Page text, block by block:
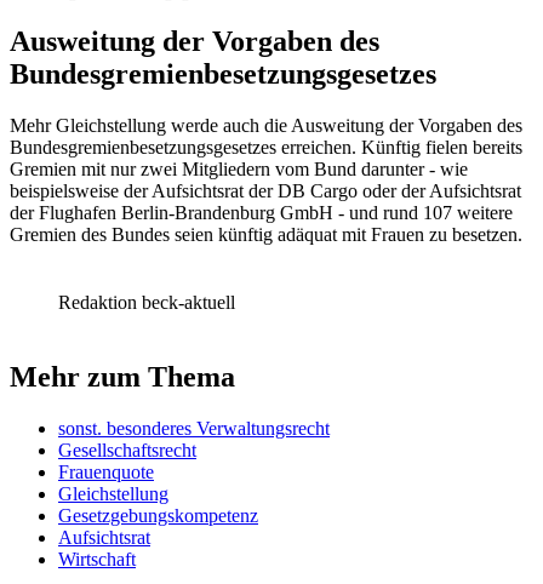
Ausweitung der Vorgaben des
Bundesgremienbesetzungsgesetzes
Mehr Gleichstellung werde auch die Ausweitung der Vorgaben des
Bundesgremienbesetzungsgesetzes erreichen. Künftig fielen bereits
Gremien mit nur zwei Mitgliedern vom Bund darunter - wie
beispielsweise der Aufsichtsrat der DB Cargo oder der Aufsichtsrat
der Flughafen Berlin-Brandenburg GmbH - und rund 107 weitere
Gremien des Bundes seien künftig adäquat mit Frauen zu besetzen.
Redaktion beck-aktuell
Mehr zum Thema
sonst. besonderes Verwaltungsrecht
Gesellschaftsrecht
Frauenquote
Gleichstellung
Gesetzgebungskompetenz
Aufsichtsrat
Wirtschaft